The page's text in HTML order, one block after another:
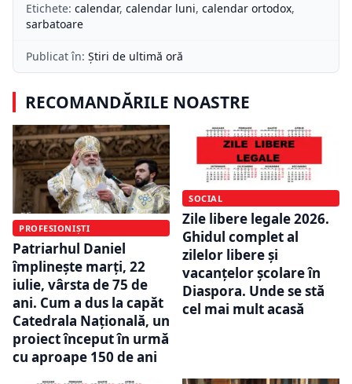
Etichete: calendar, calendar luni, calendar ortodox,
sarbatoare
Publicat în: Știri de ultimă oră
RECOMANDĂRILE NOASTRE
PROFESIONIȘTI
Patriarhul Daniel
împlinește marți, 22
iulie, vârsta de 75 de
ani. Cum a dus la capăt
Catedrala Națională, un
proiect început în urmă
cu aproape 150 de ani
SOCIAL
Zile libere legale 2026.
Ghidul complet al
zilelor libere și
vacanțelor școlare în
Diaspora. Unde se stă
cel mai mult acasă